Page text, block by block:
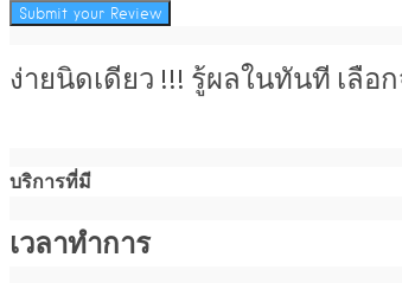
ง่ายนิดเดียว !!! รู้ผลในทันที เลือ
บริการที่มี
เวลาทำการ